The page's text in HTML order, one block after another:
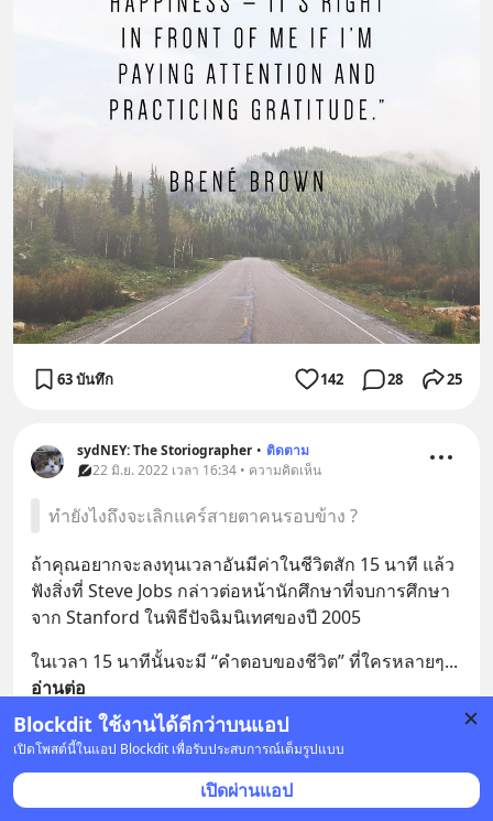
Blockdit ใช้งานได้ดีกว่าบนแอป
เปิดโพสต์นี้ในแอป Blockdit เพื่อรับประสบการณ์เต็มรูปแบบ
เปิดผ่านแอป
63 บันทึก 142 28 25
sydNEY: The Storiographer • ติดตาม
22 มิ.ย. 2022 เวลา 16:34 • ความคิดเห็น
ทำยังไงถึงจะเลิกแคร์สายตาคนรอบข้าง ?
ถ้าคุณอยากจะลงทุนเวลาอันมีค่าในชีวิตสัก 15 นาที แล้ว
ฟังสิ่งที่ Steve Jobs กล่าวต่อหน้านักศึกษาที่จบการศึกษา
จาก Stanford ในพิธีปัจฉิมนิเทศของปี 2005
ในเวลา 15 นาทีนั้นจะมี “คำตอบของชีวิต” ที่ใครหลายๆ
อ่านต่อ
YOUTUBE.COM
Steve Jobs’ 2005 Stanford Commencement Address